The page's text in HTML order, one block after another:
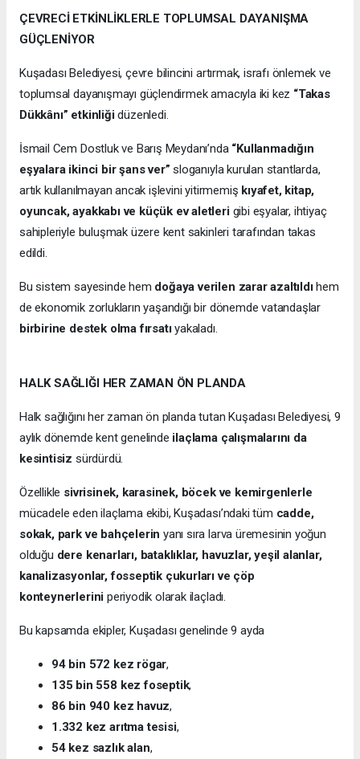
ÇEVRECİ ETKİNLİKLERLE TOPLUMSAL DAYANIŞMA
GÜÇLENİYOR
Kuşadası Belediyesi, çevre bilincini artırmak, israfı önlemek ve
toplumsal dayanışmayı güçlendirmek amacıyla iki kez “Takas
Dükkânı” etkinliğidüzenledi.
İsmail Cem Dostluk ve Barış Meydanı’nda “Kullanmadığın
eşyalara ikinci bir şans ver” sloganıyla kurulan stantlarda,
artık kullanılmayan ancak işlevini yitirmemiş kıyafet, kitap,
oyuncak, ayakkabı ve küçük ev aletlerigibi eşyalar, ihtiyaç
sahipleriyle buluşmak üzere kent sakinleri tarafından takas
edildi.
Bu sistem sayesinde hem doğaya verilen zarar azaltıldıhem
de ekonomik zorlukların yaşandığı bir dönemde vatandaşlar
birbirine destek olma fırsatıyakaladı.
HALK SAĞLIĞI HER ZAMAN ÖN PLANDA
Halk sağlığını her zaman ön planda tutan Kuşadası Belediyesi, 9
aylık dönemde kent genelinde ilaçlama çalışmalarını da
kesintisiz sürdürdü.
Özellikle sivrisinek, karasinek, böcek ve kemirgenlerle
mücadele eden ilaçlama ekibi, Kuşadası’ndaki tüm cadde,
sokak, park ve bahçelerin yanı sıra larva üremesinin yoğun
olduğu dere kenarları, bataklıklar, havuzlar, yeşil alanlar,
kanalizasyonlar, fosseptik çukurları ve çöp
konteynerlerini periyodik olarak ilaçladı.
Bu kapsamda ekipler, Kuşadası genelinde 9 ayda
94 bin 572 kez rögar,
135 bin 558 kez foseptik,
86 bin 940 kez havuz,
1.332 kez arıtma tesisi,
54 kez sazlık alan,